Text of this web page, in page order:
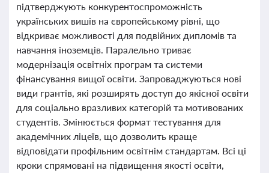
підтверджують конкурентоспроможність
українських вишів на європейському рівні, що
відкриває можливості для подвійних дипломів та
навчання іноземців. Паралельно триває
модернізація освітніх програм та системи
фінансування вищої освіти. Запроваджуються нові
види грантів, які розширять доступ до якісної освіти
для соціально вразливих категорій та мотивованих
студентів. Змінюється формат тестування для
академічних ліцеїв, що дозволить краще
відповідати профільним освітнім стандартам. Всі ці
кроки спрямовані на підвищення якості освіти,